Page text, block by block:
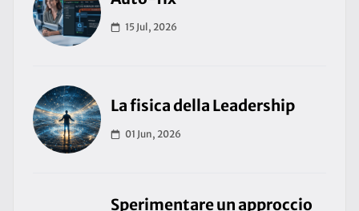
15 Jul, 2026
La fisica della Leadership
01 Jun, 2026
Sperimentare un approccio